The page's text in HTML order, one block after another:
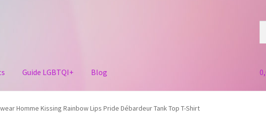
Guide LGBTQI+ Blog
Homme Kissing Rainbow Lips Pride Débardeur Tank Top T-Shirt